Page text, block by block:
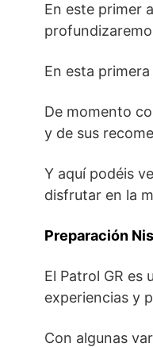
En este primer
En esta
De momento
y de sus
Y aquí podéis
disfrutar en la
Preparación
El Patrol GR
experiencias y
Con algunas